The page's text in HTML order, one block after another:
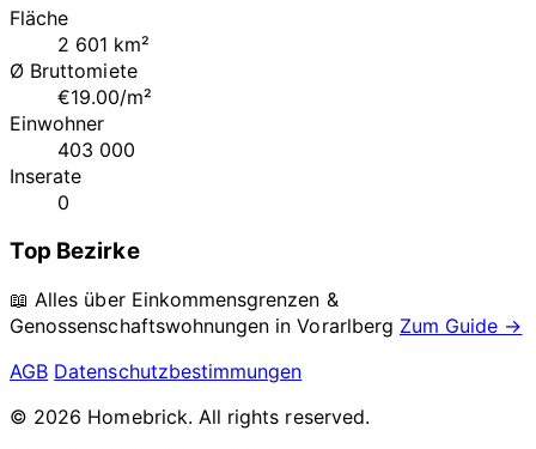
Fläche
2 601 km²
Ø Bruttomiete
€19.00/m²
Einwohner
403 000
Inserate
0
Top Bezirke
📖 Alles über Einkommensgrenzen &
Genossenschaftswohnungen inVorarlberg Zum Guide →
AGB Datenschutzbestimmungen
© 2026 Homebrick. All rights reserved.